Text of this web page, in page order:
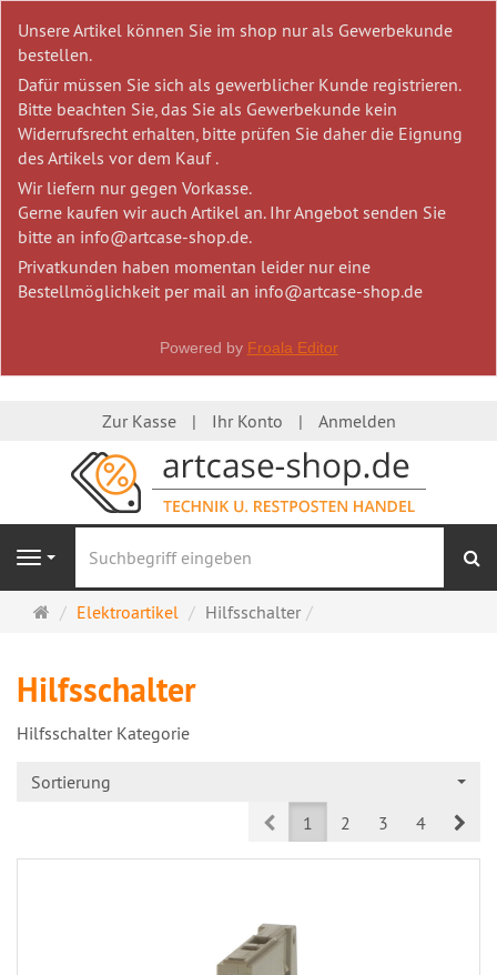
Unsere Artikel können Sie im shop nur als Gewerbekunde
bestellen.
Dafür müssen Sie sich als gewerblicher Kunde registrieren.
Bitte beachten Sie, das Sie als Gewerbekunde kein
Widerrufsrecht erhalten, bitte prüfen Sie daher die Eignung
des Artikels vor dem Kauf .
Wir liefern nur gegen Vorkasse.
Gerne kaufen wir auch Artikel an. Ihr Angebot senden Sie
bitte an info@artcase-shop.de.
Privatkunden haben momentan leider nur eine
Bestellmöglichkeit per mail an info@artcase-shop.de
Powered by Froala Editor
Zur Kasse Ihr Konto Anmelden
Navigation
Startseite
Elektroartikel Hilfsschalter
Hilfsschalter
Hilfsschalter Kategorie
Sortierung
Prev1 2 3 4